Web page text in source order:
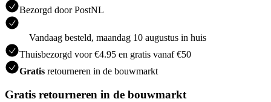
Bezorgd door PostNL
Vandaag besteld, maandag 10 augustus in huis
Thuisbezorgd voor €4.95 en gratis vanaf €50
Gratis retourneren in de bouwmarkt
Gratis retourneren in de bouwmarkt